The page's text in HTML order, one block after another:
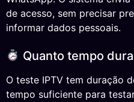
de acesso, sem precisar
informar dados pessoais.
Quanto tempo
O teste IPTV tem duração
tempo suficiente para